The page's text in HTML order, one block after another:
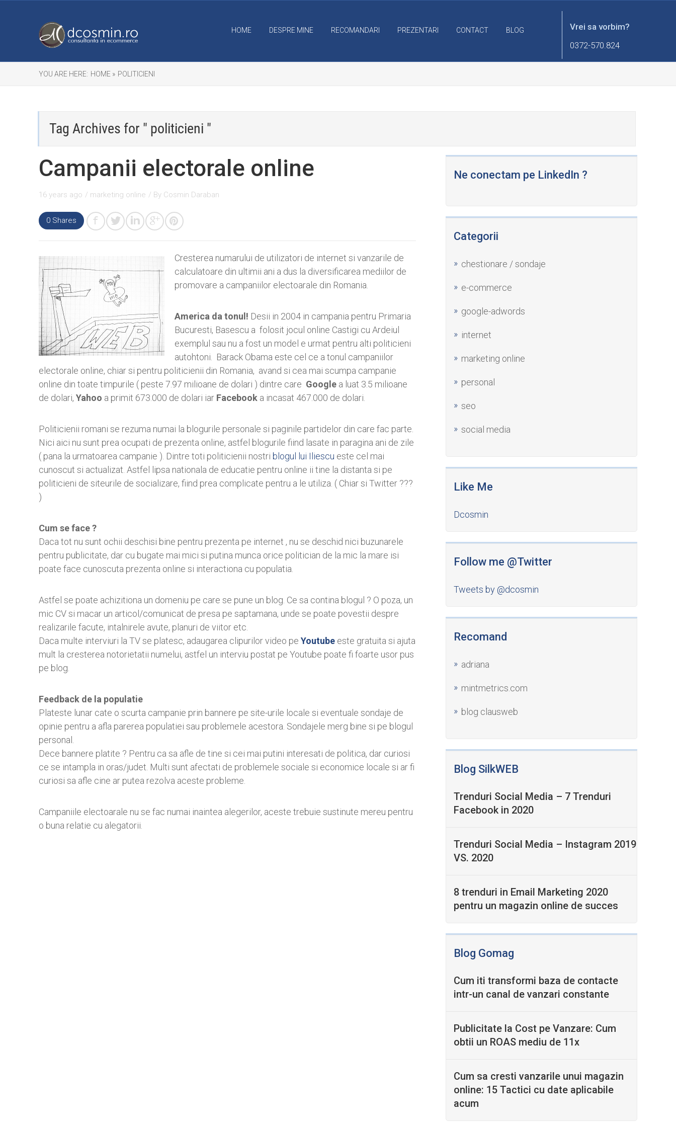
HOME DESPRE MINE RECOMANDARI PREZENTARI CONTACT BLOG
Vrei sa vorbim?
0372-570.824
YOU ARE HERE: HOME » POLITICIENI
Tag Archives for " politicieni "
Campanii electorale online
16 years ago / marketing online / By Cosmin Daraban
0 Shares
Cresterea numarului de utilizatori de internet si vanzarile de
calculatoare din ultimii ani a dus la diversificarea mediilor de
promovare a campaniilor electoarale din Romania.
America da tonul! Desii in 2004 in campania pentru Primaria
Bucuresti, Basescu a folosit jocul online Castigi cu Ardeiul
exemplul sau nu a fost un model e urmat pentru alti politicieni
autohtoni. Barack Obama este cel ce a tonul campaniilor
electorale online, chiar si pentru politicienii din Romania, avand si cea mai scumpa campanie
online din toate timpurile ( peste 7.97 milioane de dolari ) dintre care Google a luat 3.5 milioane
de dolari, Yahoo a primit 673.000 de dolari iar Facebook a incasat 467.000 de dolari.
Politicienii romani se rezuma numai la blogurile personale si paginile partidelor din care fac parte.
Nici aici nu sunt prea ocupati de prezenta online, astfel blogurile fiind lasate in paragina ani de zile
( pana la urmatoarea campanie ). Dintre toti politicienii nostri blogul lui Iliescu este cel mai
cunoscut si actualizat. Astfel lipsa nationala de educatie pentru online ii tine la distanta si pe
politicieni de siteurile de socializare, fiind prea complicate pentru a le utiliza. ( Chiar si Twitter ???
)
Cum se face ?
Daca tot nu sunt ochii deschisi bine pentru prezenta pe internet , nu se deschid nici buzunarele
pentru publicitate, dar cu bugate mai mici si putina munca orice politician de la mic la mare isi
poate face cunoscuta prezenta online si interactiona cu populatia.
Astfel se poate achizitiona un domeniu pe care se pune un blog. Ce sa contina blogul ? O poza, un
mic CV si macar un articol/comunicat de presa pe saptamana, unde se poate povestii despre
realizarile facute, intalnirele avute, planuri de viitor etc.
Daca multe interviuri la TV se platesc, adaugarea clipurilor video pe Youtube este gratuita si ajuta
mult la cresterea notorietatii numelui, astfel un interviu postat pe Youtube poate fi foarte usor pus
pe blog.
Feedback de la populatie
Plateste lunar cate o scurta campanie prin bannere pe site-urile locale si eventuale sondaje de
opinie pentru a afla parerea populatiei sau problemele acestora. Sondajele merg bine si pe blogul
personal.
Dece bannere platite ? Pentru ca sa afle de tine si cei mai putini interesati de politica, dar curiosi
ce se intampla in oras/judet. Multi sunt afectati de problemele sociale si economice locale si ar fi
curiosi sa afle cine ar putea rezolva aceste probleme.
Campaniile electoarale nu se fac numai inaintea alegerilor, aceste trebuie sustinute mereu pentru
o buna relatie cu alegatorii.
Ne conectam pe LinkedIn ?
Categorii
chestionare / sondaje
e-commerce
google-adwords
internet
marketing online
personal
seo
social media
Like Me
Dcosmin
Follow me @Twitter
Tweets by @dcosmin
Recomand
adriana
mintmetrics.com
blog clausweb
Blog SilkWEB
Trenduri Social Media – 7 Trenduri
Facebook in 2020
Trenduri Social Media – Instagram 2019
VS. 2020
8 trenduri in Email Marketing 2020
pentru un magazin online de succes
Blog Gomag
Cum iti transformi baza de contacte
intr-un canal de vanzari constante
Publicitate la Cost pe Vanzare: Cum
obtii un ROAS mediu de 11x
Cum sa cresti vanzarile unui magazin
online: 15 Tactici cu date aplicabile
acum